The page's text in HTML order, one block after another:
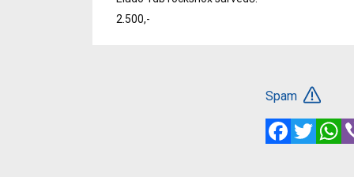
2.500,-
Spam
FacebookTwitter